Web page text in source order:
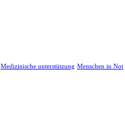
Medizinische unterstützung Menschen in Not